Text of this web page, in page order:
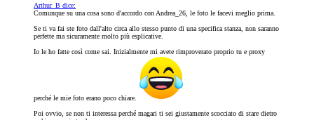
Arthur_B dice:
Comunque su una cosa sono d'accordo con Andrea_26, le foto le facevi meglio prima.
Se ti va fai ste foto dall'alto circa allo stesso punto di una specifica stanza, non saranno
perfette ma sicuramente molto più esplicative.
Io le ho fatte così come sai. Inizialmente mi avete rimproverato proprio tu e proxy
perché le mie foto erano poco chiare.
Poi ovvio, se non ti interessa perché magari ti sei giustamente scocciato di stare dietro